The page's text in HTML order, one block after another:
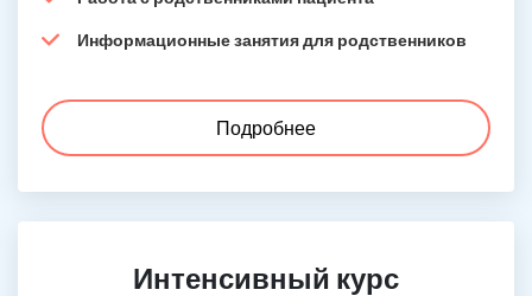
Информационные занятия для родственников
Подробнее
Интенсивный курс